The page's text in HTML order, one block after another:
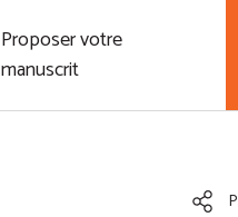
Proposer votre
manuscrit